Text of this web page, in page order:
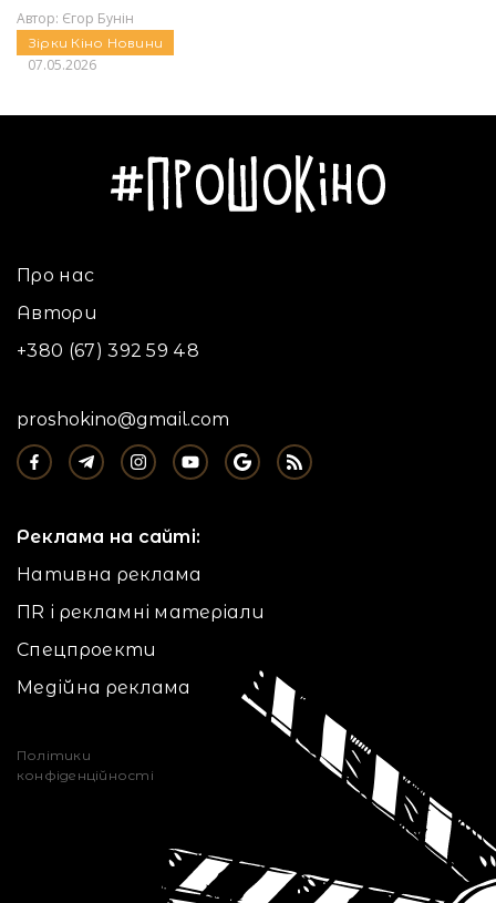
Автор: Єгор Бунін
Зірки Кіно Новини
07.05.2026
Про нас
Автори
+380 (67) 392 59 48
proshokino@gmail.com
Реклама на сайті:
Нативна реклама
ПR і рекламні матеріали
Спецпроекти
Медійна реклама
Політики
конфіденційності